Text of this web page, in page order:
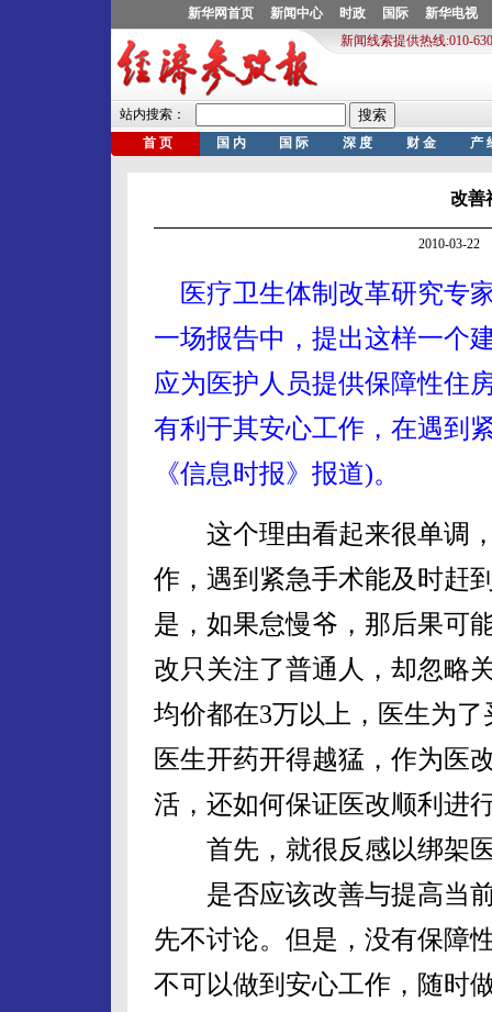
改善
2010-03-22
医疗卫生体制改革研究专
一场报告中，提出这样一个
应为医护人员提供保障性住
有利于其安心工作，在遇到
《信息时报》报道)。
这个理由看起来很单调，
作，遇到紧急手术能及时赶
是，如果怠慢爷，那后果可
改只关注了普通人，却忽略
均价都在3万以上，医生为
医生开药开得越猛，作为医
活，还如何保证医改顺利进
首先，就很反感以绑架医
是否应该改善与提高当前
先不讨论。但是，没有保障
不可以做到安心工作，随时